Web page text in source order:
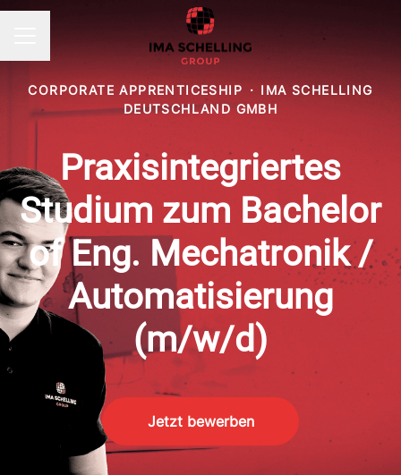
CORPORATE APPRENTICESHIP · IMA SCHELLING
DEUTSCHLAND GMBH
Praxisintegriertes
Studium zum Bachelor
of Eng. Mechatronik /
Automatisierung
(m/w/d)
Jetzt bewerben